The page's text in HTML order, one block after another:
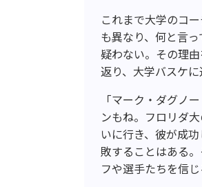
これまで大学のコ
も異なり、何と言
疑わない。その理
返り、大学バスケ
「マーク・ダグノ
ンもね。フロリダ
いに行き、彼が成
敗することはある
フや選手たちを信